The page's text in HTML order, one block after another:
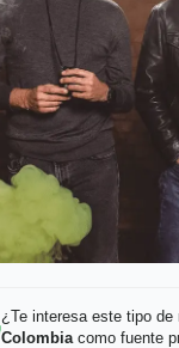
¿Te interesa este tipo de
Colombiacomo fuente